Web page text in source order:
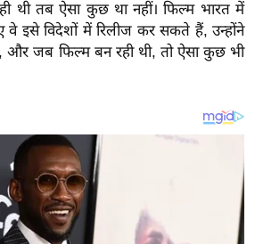
थी तब ऐसा कुछ था नहीं। फिल्म भारत में
वे इसे विदेशों में रिलीज कर सकते हैं, उन्होंने
और जब फिल्म बन रही थी, तो ऐसा कुछ भी